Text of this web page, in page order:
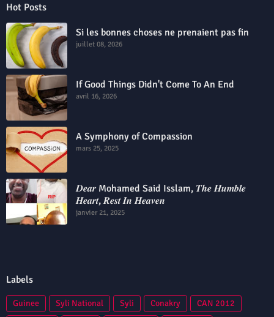
Hot Posts
Si les bonnes choses ne prenaient pas fin
juillet 08, 2026
If Good Things Didn't Come To An End
avril 16, 2026
A Symphony of Compassion
mars 25, 2025
𝑫𝒆𝒂𝒓 Mohamed Said Isslam, 𝑻𝒉𝒆 𝑯𝒖𝒎𝒃𝒍𝒆
𝑯𝒆𝒂𝒓𝒕, 𝑹𝒆𝒔𝒕 𝑰𝒏 𝑯𝒆𝒂𝒗𝒆𝒏
janvier 21, 2025
Labels
Guinee Syli National Syli Conakry
CAN 2012